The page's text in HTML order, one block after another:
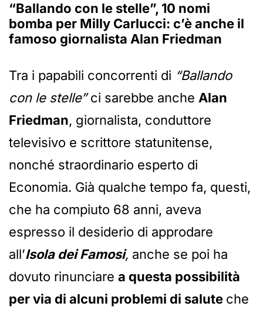
“Ballando con le stelle”, 10 nomi
bomba per Milly Carlucci: c’è anche il
famoso giornalista Alan Friedman
Tra i papabili concorrenti di “Ballando
con le stelle”ci sarebbe anche Alan
Friedman, giornalista, conduttore
televisivo e scrittore statunitense,
nonché straordinario esperto di
Economia. Già qualche tempo fa, questi,
che ha compiuto 68 anni, aveva
espresso il desiderio di approdare
all’Isola dei Famosi, anche se poi ha
dovuto rinunciare a questa possibilità
per via di alcuni problemi di salute che